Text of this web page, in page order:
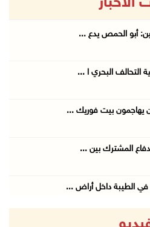
أبو الحمص يدع ...
التحالف البحري ا ...
يهاجمون بيت فوريك ...
المشترك بين ...